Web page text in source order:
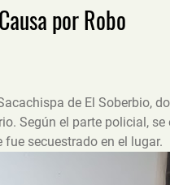
por Robo
de El Soberbio,
Según el parte policial, se
secuestrado en el lugar.